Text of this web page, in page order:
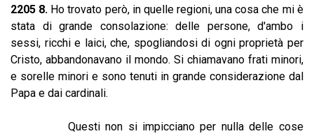
2205 8. Ho trovato però, in quelle regioni, una cosa che mi è
stata di grande consolazione: delle persone, d'ambo i
sessi, ricchi e laici, che, spogliandosi di ogni proprietà per
Cristo, abbandonavano il mondo. Si chiamavano frati minori,
e sorelle minori e sono tenuti in grande considerazione dal
Papa e dai cardinali.
Questi non si impicciano per nulla delle cose